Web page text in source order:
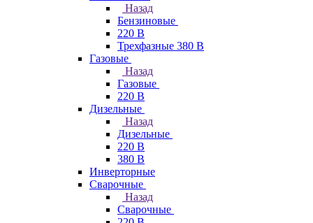
Назад
Бензиновые
220 В
Трехфазные 380 В
Газовые
Назад
Газовые
220 В
Дизельные
Назад
Дизельные
220 В
380 В
Инверторные
Сварочные
Назад
Сварочные